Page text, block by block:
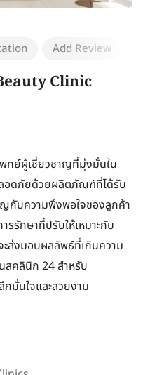
Add Review
Clinic
ทย์ผู้เชี่ยวชาญที่มุ่งมั่นใน
อดภัยด้วยผลิตภัณฑ์ที่ได้รับ
ญกับความพึงพอใจของลูกค้า
รรักษาที่ปรับให้เหมาะกับ
ะส่งมอบผลลัพธ์ที่เกินความ
สคลินิก 24 สำหรับ
มั่นใจและสวยงาม